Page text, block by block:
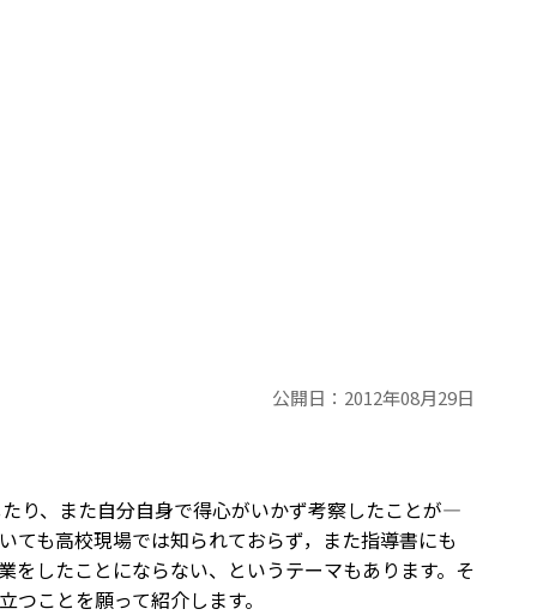
公開日： 2012年08月29日
り、また自分自身で得心がいかず考察したことが―
も高校現場では知られておらず，また指導書にも
したことにならない、というテーマもあります。そ
ことを願って紹介します。